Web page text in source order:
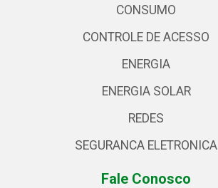
CONSUMO
CONTROLE DE ACESSO
ENERGIA
ENERGIA SOLAR
REDES
SEGURANCA ELETRONICA
Fale Conosco